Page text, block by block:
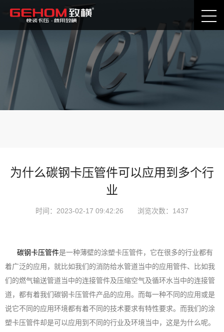
为什么碳钢卡压管件可以应用到多个行
业
时间：2023-02-17 09:42:26 浏览次数：1437
碳钢卡压管件是一种薄壁的涂塑卡压管件，它在很多的行业都有
着广泛的应用，就比如我们的消防给水管道当中的应用管件、比如我
们的燃气输送管道当中的连接管件及压缩空气及循环水当中的连接管
道，都有着我们碳钢卡压管件产品的应用。而每一种不同的应用或是
说它不同的应用环境都有着不同的技术要求有特性要求。而我们的涂
塑卡压管件却是可以应用到不同的行业及环境当中，这是为什么呢。